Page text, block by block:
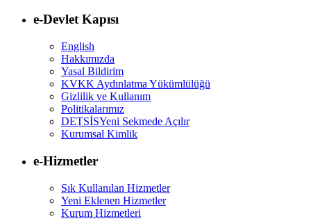
e-Devlet Kapısı
English
Hakkımızda
Yasal Bildirim
KVKK Aydınlatma Yükümlülüğü
Gizlilik ve Kullanım
Politikalarımız
DETSİSYeni Sekmede Açılır
Kurumsal Kimlik
e-Hizmetler
Sık Kullanılan Hizmetler
Yeni Eklenen Hizmetler
Kurum Hizmetleri